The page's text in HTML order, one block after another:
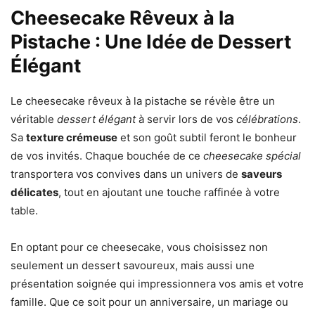
Cheesecake Rêveux à la
Pistache : Une Idée de Dessert
Élégant
Le cheesecake rêveux à la pistache se révèle être un
véritable dessert élégantà servir lors de vos célébrations.
Sa texture crémeuse et son goût subtil feront le bonheur
de vos invités. Chaque bouchée de ce cheesecake spécial
transportera vos convives dans un univers de saveurs
délicates, tout en ajoutant une touche raffinée à votre
table.
En optant pour ce cheesecake, vous choisissez non
seulement un dessert savoureux, mais aussi une
présentation soignée qui impressionnera vos amis et votre
famille. Que ce soit pour un anniversaire, un mariage ou